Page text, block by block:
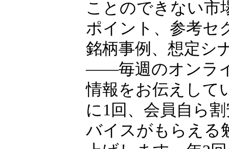
全体相場から数値
ことのできない市
ポイント、参考セ
銘柄事例、想定シ
――毎週のオンラ
情報をお伝えして
に1回、会員自ら